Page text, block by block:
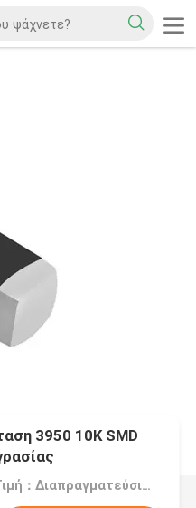
3950 10K SMD
Τιμή：Διαπραγματεύσιμα